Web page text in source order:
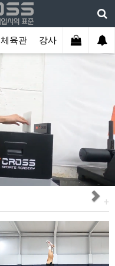
체육관 강사진 학생관리
+